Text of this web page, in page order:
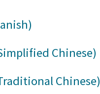
Chinese)
Chinese)